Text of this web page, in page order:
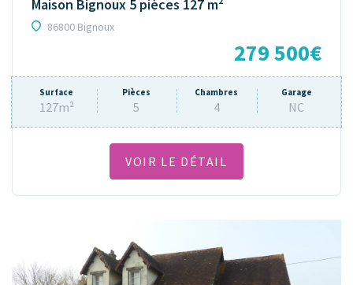
Maison Bignoux 5 pièces 127 m²
86800 Bignoux
279 500€
Surface
127m²
Pièces
5
Chambres
4
Garage
NC
VOIR LE DÉTAIL